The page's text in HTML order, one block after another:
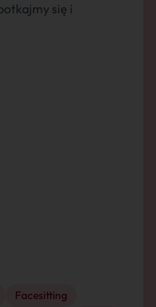
się i
Facesitting